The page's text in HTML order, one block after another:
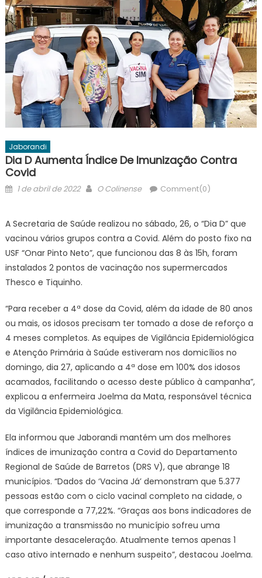
Jaborandi
Dia D Aumenta Índice De Imunização Contra
Covid
Posted
1 de abril de 2022 Author
O Colinense Comment(0)
A Secretaria de Saúde realizou no sábado, 26, o “Dia D” que
vacinou vários grupos contra a Covid. Além do posto fixo na
USF “Onar Pinto Neto”, que funcionou das 8 às 15h, foram
instalados 2 pontos de vacinação nos supermercados
Thesco e Tiquinho.
“Para receber a 4ª dose da Covid, além da idade de 80 anos
ou mais, os idosos precisam ter tomado a dose de reforço a
4 meses completos. As equipes de Vigilância Epidemiológica
e Atenção Primária à Saúde estiveram nos domicílios no
domingo, dia 27, aplicando a 4ª dose em 100% dos idosos
acamados, facilitando o acesso deste público à campanha”,
explicou a enfermeira Joelma da Mata, responsável técnica
da Vigilância Epidemiológica.
Ela informou que Jaborandi mantém um dos melhores
índices de imunização contra a Covid do Departamento
Regional de Saúde de Barretos (DRS V), que abrange 18
municípios. “Dados do ‘Vacina Já’ demonstram que 5.377
pessoas estão com o ciclo vacinal completo na cidade, o
que corresponde a 77,22%. “Graças aos bons indicadores de
imunização a transmissão no município sofreu uma
importante desaceleração. Atualmente temos apenas 1
caso ativo internado e nenhum suspeito”, destacou Joelma.